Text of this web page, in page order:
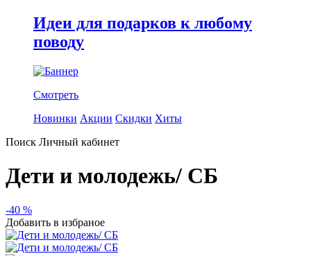
Идеи для подарков к любому
поводу
Смотреть
Новинки Акции Скидки Хиты
Поиск Личный кабинет
Дети и молодежь/ СБ
-40 %
Добавить в избраное